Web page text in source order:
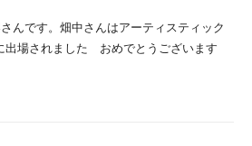
んです。畑中さんはアーティスティック
出場されました おめでとうございます